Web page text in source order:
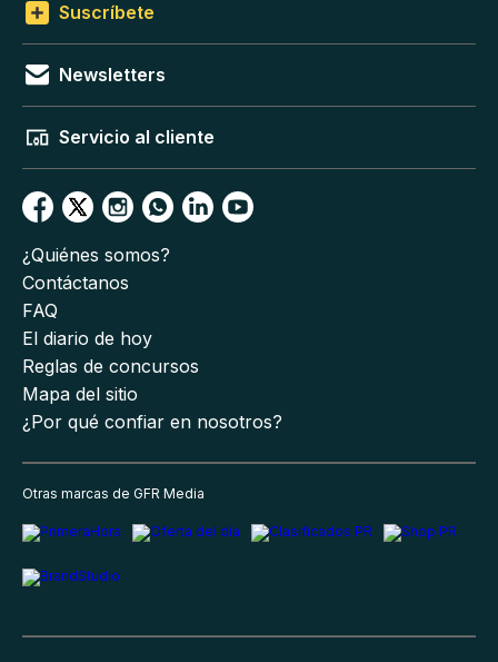
Suscríbete
Newsletters
Servicio al cliente
¿Quiénes somos?
Contáctanos
FAQ
El diario de hoy
Reglas de concursos
Mapa del sitio
¿Por qué confiar en nosotros?
Otras marcas de GFR Media